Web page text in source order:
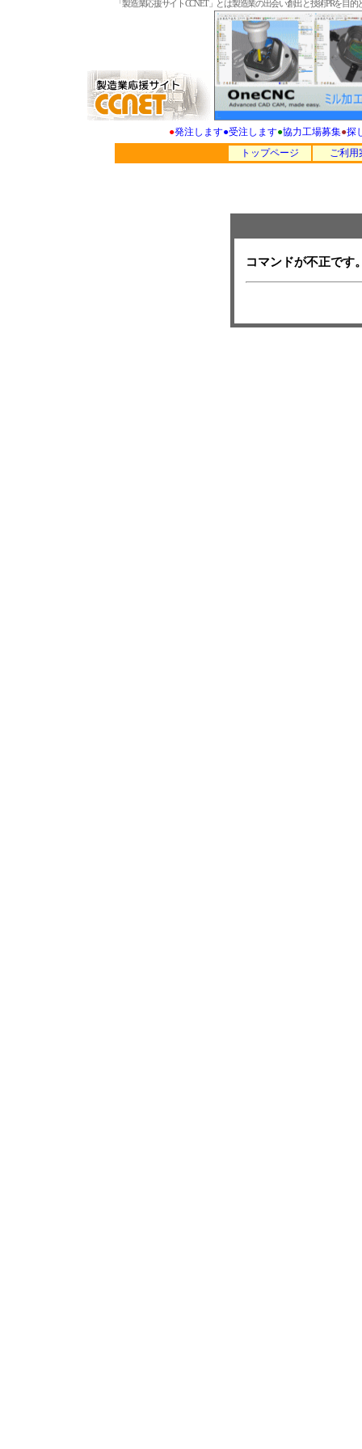
「製造業応援サイトCCNET」とは製造業の出会い創出と技術PRを
●発注します●受注します●協力工場募集●探
トップページ
ご利用
コマンドが不正です